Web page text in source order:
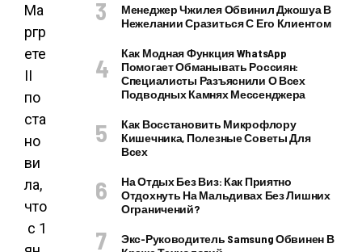
Ма
ргр
ете
II
по
ста
но
ви
ла,
что
с 1
Менеджер Чжилея Обвинил Джошуа В
Нежелании Сразиться С Его Клиентом
Как Модная Функция WhatsApp
Помогает Обманывать Россиян:
Специалисты Разъяснили О Всех
Подводных Камнях Мессенджера
Как Восстановить Микрофлору
Кишечника, Полезные Советы Для
Всех
На Отдых Без Виз: Как Приятно
Отдохнуть На Мальдивах Без Лишних
Ограничений?
Экс-Руководитель Samsung Обвинен В